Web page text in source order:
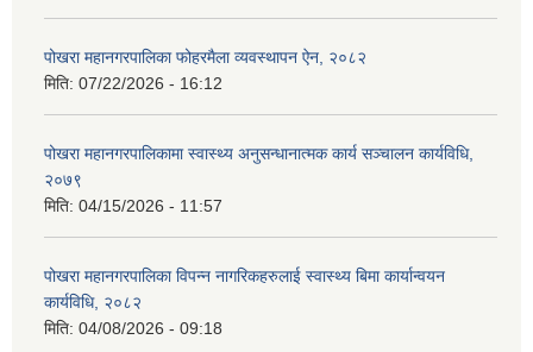
पोखरा महानगरपालिका फोहरमैला व्यवस्थापन ऐन, २०८२
मिति: 07/22/2026 - 16:12
पोखरा महानगरपालिकामा स्वास्थ्य अनुसन्धानात्मक कार्य सञ्चालन कार्यविधि,
२०७९
मिति: 04/15/2026 - 11:57
पोखरा महानगरपालिका विपन्न नागरिकहरुलाई स्वास्थ्य बिमा कार्यान्वयन
कार्यविधि, २०८२
मिति: 04/08/2026 - 09:18